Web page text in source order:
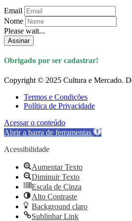
Email
Nome
Please wait...
Assinar
Obrigado por ser cadastrar!
Copyright © 2025 Cultura e Mercado.
Termos e Condições
Política de Privacidade
Acessar o conteúdo
Abrir a barra de ferramentas
Acessibilidade
Aumentar Texto
Diminuir Texto
Escala de Cinza
Alto Contraste
Background claro
Sublinhar Link